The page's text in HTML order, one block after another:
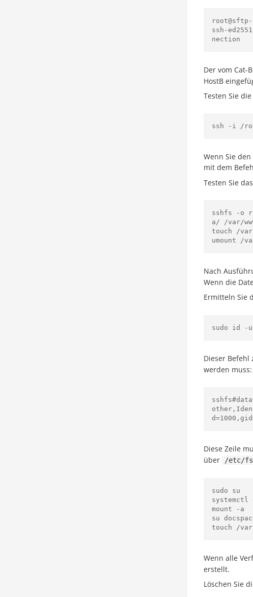
ssh-
Der vom Cat-
HostB
Testen Sie
ssh -i /
Wenn Sie
mit dem
Testen Sie
sshfs -o
a/ /var/
touch /
Nach
Wenn die
Ermitteln Sie
sudo id -u
Dieser Befehl
werden muss:
Diese Zeile
über
/etc/
sudo su
systemctl
mount -a
su
Wenn alle
erstellt.
Löschen Sie